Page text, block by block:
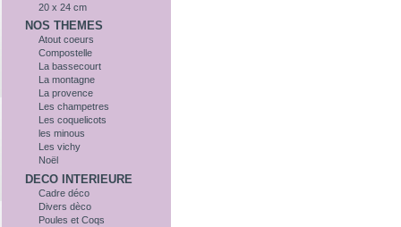
20 x 24 cm
NOS THEMES
Atout coeurs
Compostelle
La bassecourt
La montagne
La provence
Les champetres
Les coquelicots
les minous
Les vichy
Noël
DECO INTERIEURE
Cadre déco
Divers dèco
Poules et Coqs